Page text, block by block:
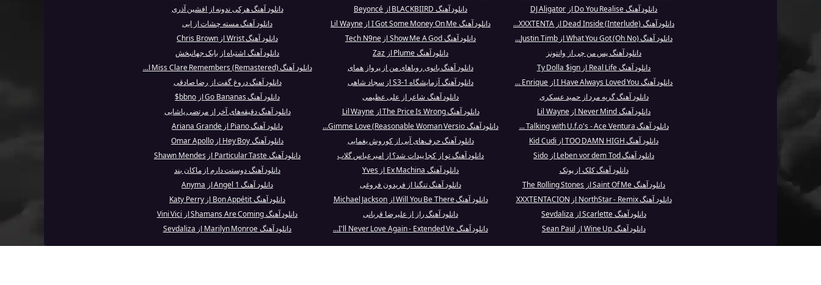
دانلود آهنگ Do You Realise از DJ Aligator
دانلود آهنگ BLACKBIIRD از Beyoncé
دانلود آهنگ هرکی ندونه از افشین آذری
دانلود آهنگ Dead Inside (Interlude) از XXXTENTA...
دانلود آهنگ I Got Some Money On Me از Lil Wayne
دانلود آهنگ مسته چشات از ابی
دانلود آهنگ (Oh No) What You Got از Justin Timb...
دانلود آهنگ Show Me A God از Tech N9ne
دانلود آهنگ Wrist از Chris Brown
دانلود آهنگ پس من چی از وانتونز
دانلود آهنگ Plume از Zaz
دانلود آهنگ اشتباه از بابک جهانبخش
دانلود آهنگ Real Life از Ty Dolla $ign
دانلود آهنگ بانوی رویاهای من از پرواز همای
دانلود آهنگ Miss Clare Remembers (Remastered) ا...
دانلود آهنگ I Have Always Loved You از Enrique ...
دانلود آهنگ آزمایشگاه S3-1 از سجاد شاهی
دانلود آهنگ دروغ گفت از رضا صادقی
دانلود آهنگ گریه مرد از حمید عسکری
دانلود آهنگ شاعر از علی عظیمی
دانلود آهنگ Go Bananas از bbno$
دانلود آهنگ Never Mind از Lil Wayne
دانلود آهنگ The Price Is Wrong از Lil Wayne
دانلود آهنگ دقیقه‌های آخر از مرتضی پاشایی
دانلود آهنگ Talking with U.f.o's - Ace Ventura ...
دانلود آهنگ Gimme Love (Reasonable Woman Versio...
دانلود آهنگ Piano از Ariana Grande
دانلود آهنگ TOO DAMN HIGH از Kid Cudi
دانلود آهنگ حرف‌های آبی از کوروش یغمایی
دانلود آهنگ Hey Boy از Omar Apollo
دانلود آهنگ Leben vor dem Tod از Sido
دانلود آهنگ تو از کجا پیدات شد؟ از امیرعباس گلاب
دانلود آهنگ Particular Taste از Shawn Mendes
دانلود آهنگ کلک از پوتک
دانلود آهنگ Ex Machina از Yves
دانلود آهنگ دوستت دارم از ماکان بند
دانلود آهنگ Saint Of Me از The Rolling Stones
دانلود آهنگ تنگنا از فریدون فروغی
دانلود آهنگ Angel 1 از Anyma
دانلود آهنگ NorthStar - Remix از XXXTENTACION
دانلود آهنگ Will You Be There از Michael Jackson
دانلود آهنگ Bon Appétit از Katy Perry
دانلود آهنگ Scarlette از Sevdaliza
دانلود آهنگ راز از علیرضا قربانی
دانلود آهنگ Shamans Are Coming از Vini Vici
دانلود آهنگ Wine Up از Sean Paul
دانلود آهنگ I'll Never Love Again - Extended Ve... دانلود آهنگ Marilyn Monroe از Sevdaliza